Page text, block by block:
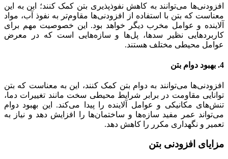
افزودنی‌ها می‌توانند به کاهش نفوذپذیری بتن کمک کنند؛ این به این
معناست که بتن با استفاده از افزودنی‌ها مقاوم‌تر به نفوذ آب، مواد
آلاینده و عوامل مخرب دیگر خواهد بود. این خصوصیت مهم برای
کاربردهایی نظیر سدها، پل‌ها و سازه‌هایی است که در معرض
عوامل محیطی مختلف هستند.
4. بهبود دوام بتن
افزودنی‌ها می‌توانند به دوام بتن کمک کنند، این به معناست که بتن
توانایی مقاومت در برابر شرایط محیطی سخت مانند تغییرات دما،
تنش‌های مکانیکی و عوامل آلاینده را پیدا می‌کند. این بهبود دوام
می‌تواند عمر مفید سازه‌ها و ساختمان‌ها را افزایش دهد و نیاز به
تعمیر و نگهداری مکرر را کاهش دهد.
مزایای افزودنی بتن